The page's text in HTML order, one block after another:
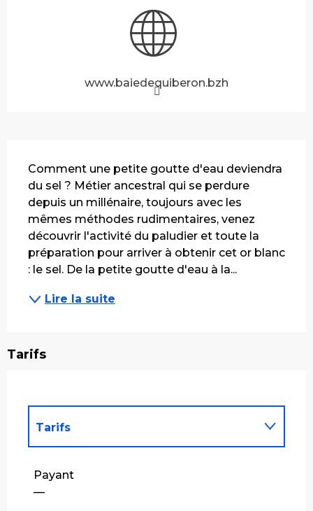
www.baiedequiberon.bzh
Comment une petite goutte d'eau deviendra
du sel ? Métier ancestral qui se perdure
depuis un millénaire, toujours avec les
mêmes méthodes rudimentaires, venez
découvrir l'activité du paludier et toute la
préparation pour arriver à obtenir cet or blanc
: le sel. De la petite goutte d'eau à la...
Lire la suite
Tarifs
Tarifs
Tarifs 2027
Payant
—